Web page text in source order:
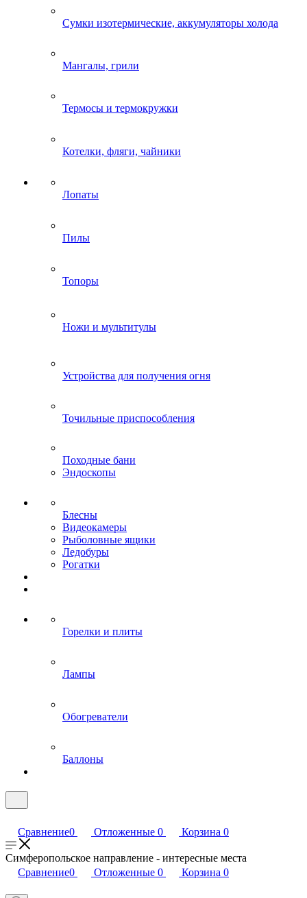
Сумки изотермические, аккумуляторы холода
Мангалы, грили
Термосы и термокружки
Котелки, фляги, чайники
Лопаты
Пилы
Топоры
Ножи и мультитулы
Устройства для получения огня
Точильные приспособления
Походные бани
Эндоскопы
Блесны
Видеокамеры
Рыболовные ящики
Ледобуры
Рогатки
Горелки и плиты
Лампы
Обогреватели
Баллоны
Сравнение0 Отложенные 0 Корзина 0
Симферопольское направление - интересные места
Сравнение0 Отложенные 0 Корзина 0